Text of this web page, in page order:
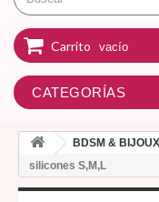
Carrito vacío
CATEGORÍAS
BDSM &
silicones S,M,L